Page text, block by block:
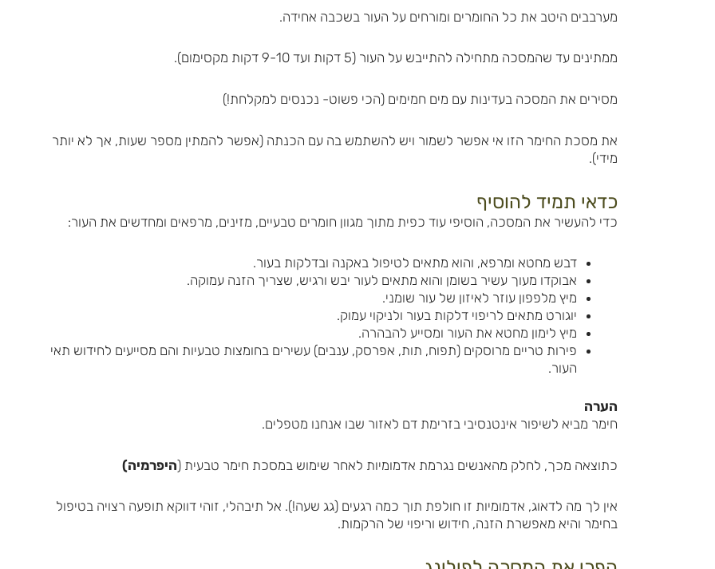
מערבבים היטב את כל החומרים ומורחים על העור בשכבה אחידה.
ממתינים עד שהמסכה מתחילה להתייבש על העור (5 דקות ועד 9-10 דקות מקסימום).
מסירים את המסכה בעדינות עם מים חמימים (הכי פשוט- נכנסים למקלחת!)
את מסכת החימר הזו אי אפשר לשמור ויש להשתמש בה עם הכנתה (אפשר להמתין מספר שעות, אך לא יותר
מידי).
כדאי תמיד להוסיף
כדי להעשיר את המסכה, הוסיפי עוד כפית מתוך מגוון חומרים טבעיים, מזינים, מרפאים ומחדשים את העור:
דבש מחטא ומרפא, והוא מתאים לטיפול באקנה ובדלקות בעור.
אבוקדו מעוך עשיר בשומן והוא מתאים לעור יבש ורגיש, שצריך הזנה עמוקה.
מיץ מלפפון עוזר לאיזון של עור שומני.
יוגורט מתאים לריפוי דלקות בעור ולניקוי עמוק.
מיץ לימון מחטא את העור ומסייע להבהרה.
פירות טריים מרוסקים (תפוח, תות, אפרסק, ענבים) עשירים בחומצות טבעיות והם מסייעים לחידוש תאי
העור.
הערה
חימר מביא לשיפור אינטנסיבי בזרימת דם לאזור שבו אנחנו מטפלים.
כתוצאה מכך, לחלק מהאנשים נגרמת אדמומיות לאחר שימוש במסכת חימר טבעית (היפרמיה)
אין לך מה לדאוג, אדמומיות זו חולפת תוך כמה רגעים (גג שעה!). אל תיבהלי, זוהי דווקא תופעה רצויה בטיפול
בחימר והיא מאפשרת הזנה, חידוש וריפוי של הרקמות.